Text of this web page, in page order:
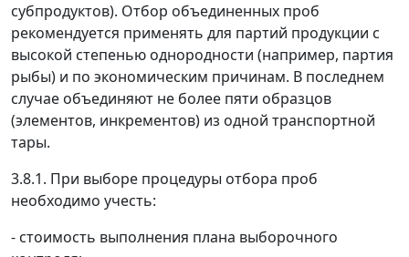
субпродуктов). Отбор объединенных проб
рекомендуется применять для партий продукции с
высокой степенью однородности (например, партия
рыбы) и по экономическим причинам. В последнем
случае объединяют не более пяти образцов
(элементов, инкрементов) из одной транспортной
тары.
3.8.1. При выборе процедуры отбора проб
необходимо учесть:
- стоимость выполнения плана выборочного